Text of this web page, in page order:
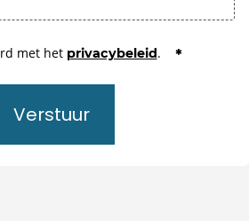
met het privacybeleid.
Verstuur